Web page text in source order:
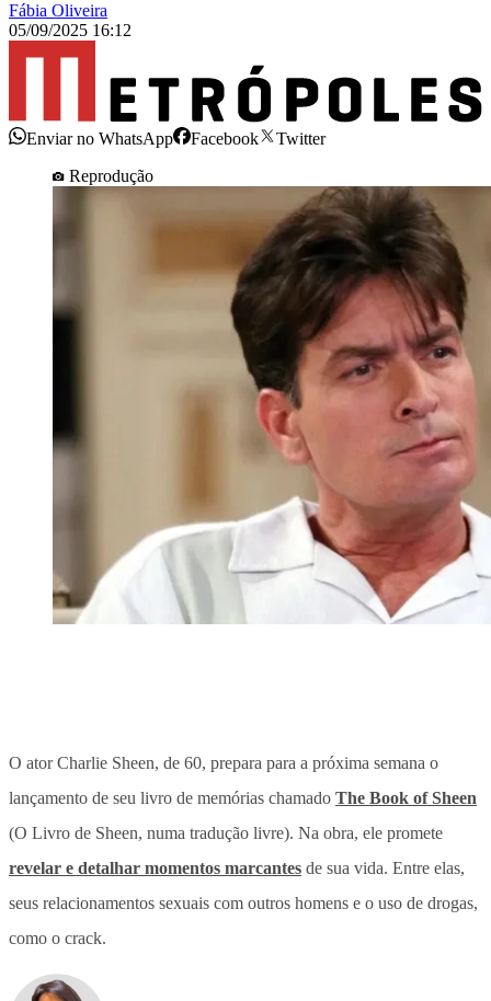
Fábia Oliveira
05/09/2025 16:12
Enviar no WhatsApp Facebook
Twitter
Reprodução
O ator Charlie Sheen, de 60, prepara para a próxima semana o
lançamento de seu livro de memórias chamado The Book of Sheen
(O Livro de Sheen, numa tradução livre). Na obra, ele promete
revelar e detalhar momentos marcantes de sua vida. Entre elas,
seus relacionamentos sexuais com outros homens e o uso de drogas,
como o crack.